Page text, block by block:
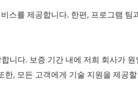
스를 제공합니다. 한편, 프로그램 팀
니다. 보증 기간 내에 저희 회사가 원
, 모든 고객에게 기술 지원을 제공